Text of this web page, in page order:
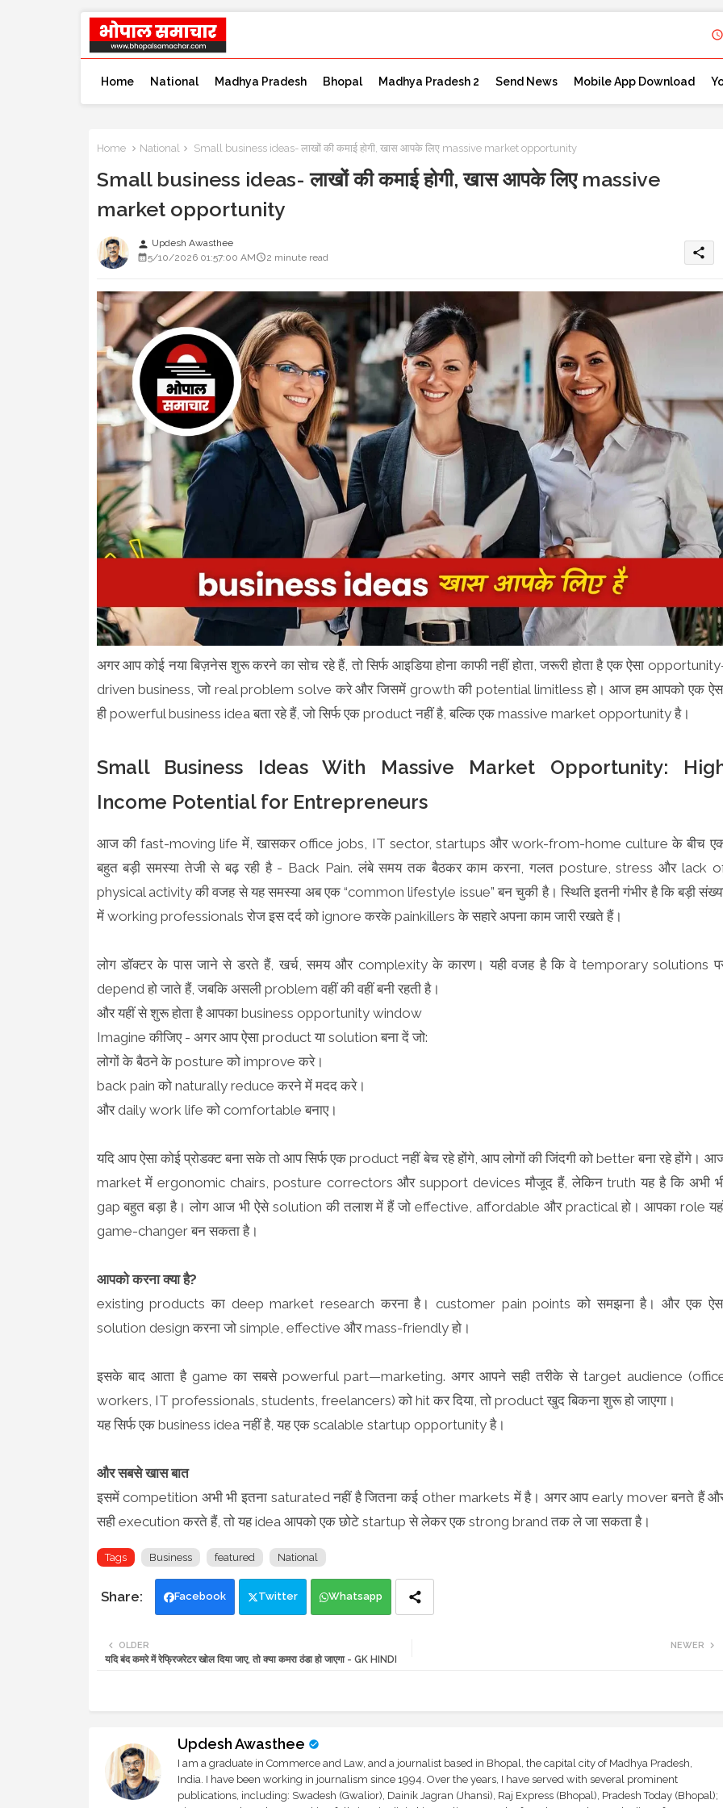
Home National Madhya Pradesh Bhopal Madhya Pradesh 2 Send News Mobile App Download
Home National Small business ideas- लाखों की कमाई होगी, खास आपके लिए massive market opportunity
Small business ideas- लाखों की कमाई होगी, खास आपके लिए massive
market opportunity
person Updesh Awasthee
5/10/2026 01:57:00 AM
2 minute read share
अगर आप कोई नया बिज़नेस शुरू करने का सोच रहे हैं, तो सिर्फ आइडिया होना काफी नहीं होता, जरूरी होता है एक ऐसा
driven business, जो real problem solve करे और जिसमें growth की potential limitless हो। आज हम आपको एक
ही powerful business idea बता रहे हैं, जो सिर्फ एक product नहीं है, बल्कि एक massive market opportunity है।
Small Business Ideas With Massive Market Opportunity:
Income Potential for Entrepreneurs
आज की fast-moving life में, खासकर office jobs, IT sector, startups और work-from-home culture के बीच
बहुत बड़ी समस्या तेजी से बढ़ रही है - Back Pain. लंबे समय तक बैठकर काम करना, गलत posture, stress और lack
physical activity की वजह से यह समस्या अब एक “common lifestyle issue” बन चुकी है। स्थिति इतनी गंभीर है कि बड़ी
में working professionals रोज इस दर्द को ignore करके painkillers के सहारे अपना काम जारी रखते हैं।
लोग डॉक्टर के पास जाने से डरते हैं, खर्च, समय और complexity के कारण। यही वजह है कि वे temporary solutions
depend हो जाते हैं, जबकि असली problem वहीं की वहीं बनी रहती है।
और यहीं से शुरू होता है आपका business opportunity window
Imagine कीजिए - अगर आप ऐसा product या solution बना दें जो:
लोगों के बैठने के posture को improve करे।
back pain को naturally reduce करने में मदद करे।
और daily work life को comfortable बनाए।
यदि आप ऐसा कोई प्रोडक्ट बना सके तो आप सिर्फ एक product नहीं बेच रहे होंगे, आप लोगों की जिंदगी को better बना रहे होंगे।
market में ergonomic chairs, posture correctors और support devices मौजूद हैं, लेकिन truth यह है कि अभी
gap बहुत बड़ा है। लोग आज भी ऐसे solution की तलाश में हैं जो effective, affordable और practical हो। आपका role
game-changer बन सकता है।
आपको करना क्या है?
existing products का deep market research करना है। customer pain points को समझना है। और एक
solution design करना जो simple, effective और mass-friendly हो।
इसके बाद आता है game का सबसे powerful part—marketing. अगर आपने सही तरीके से target audience
workers, IT professionals, students, freelancers) को hit कर दिया, तो product खुद बिकना शुरू हो जाएगा।
यह सिर्फ एक business idea नहीं है, यह एक scalable startup opportunity है।
और सबसे खास बात
इसमें competition अभी भी इतना saturated नहीं है जितना कई other markets में है। अगर आप early mover बनते हैं
सही execution करते हैं, तो यह idea आपको एक छोटे startup से लेकर एक strong brand तक ले जा सकता है।
Tags Business featured National
Facebook Twitter Whatsapp
NEWER
OLDER
यदि बंद कमरे में रेफ्रिजरेटर खोल दिया जाए, तो क्या कमरा ठंडा हो जाएगा - GK HINDI
Updesh Awasthee
I am a graduate in Commerce and Law, and a journalist based in Bhopal, the capital city of Madhya Pradesh,
India. I have been working in journalism since 1994. Over the years, I have served with several prominent
publications, including: Swadesh (Gwalior), Dainik Jagran (Jhansi), Raj Express (Bhopal), Pradesh Today (Bhopal);